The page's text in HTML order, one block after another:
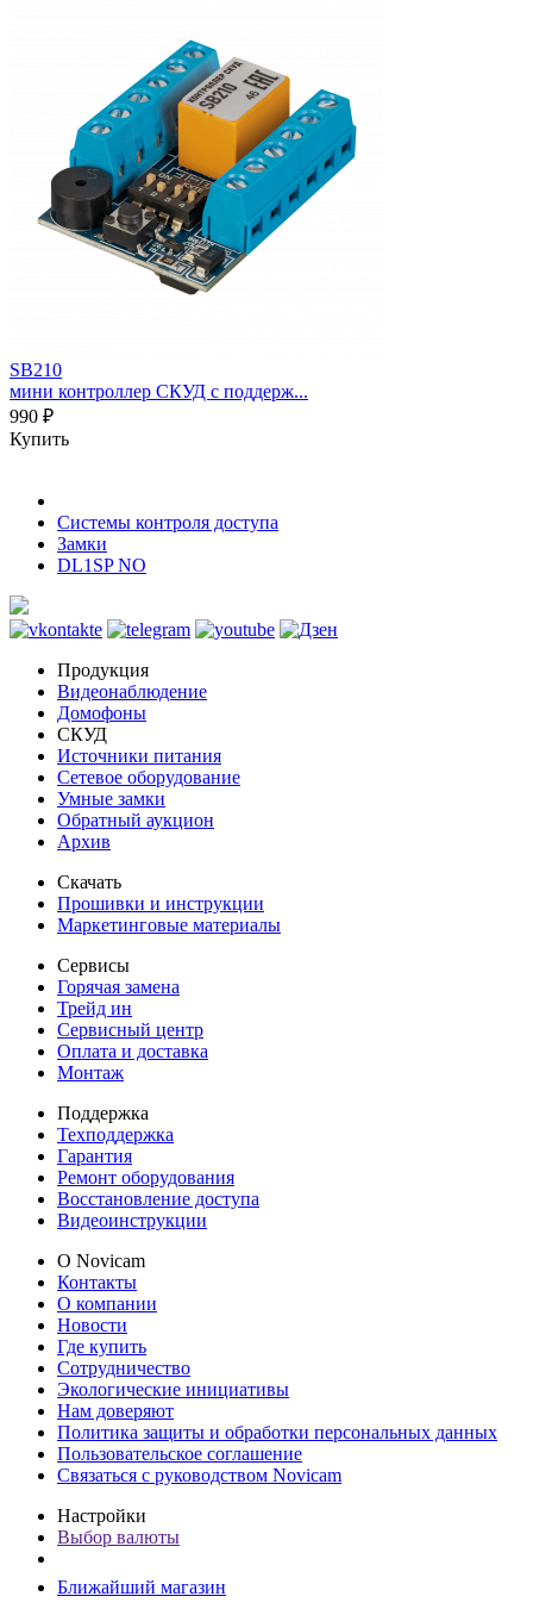
SB210
мини контроллер СКУД с поддерж...
990 ₽
Купить
Системы контроля доступа
Замки
DL1SP NO
Продукция
Видеонаблюдение
Домофоны
СКУД
Источники питания
Сетевое оборудование
Умные замки
Обратный аукцион
Архив
Скачать
Прошивки и инструкции
Маркетинговые материалы
Сервисы
Горячая замена
Трейд ин
Сервисный центр
Оплата и доставка
Монтаж
Поддержка
Техподдержка
Гарантия
Ремонт оборудования
Восстановление доступа
Видеоинструкции
О Novicam
Контакты
О компании
Новости
Где купить
Сотрудничество
Экологические инициативы
Нам доверяют
Политика защиты и обработки персональных данных
Пользовательское соглашение
Связаться с руководством Novicam
Настройки
Выбор валюты
Ближайший магазин